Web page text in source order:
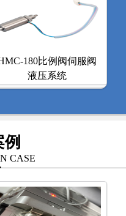
180比例阀伺服阀
液压系统
例
CASE